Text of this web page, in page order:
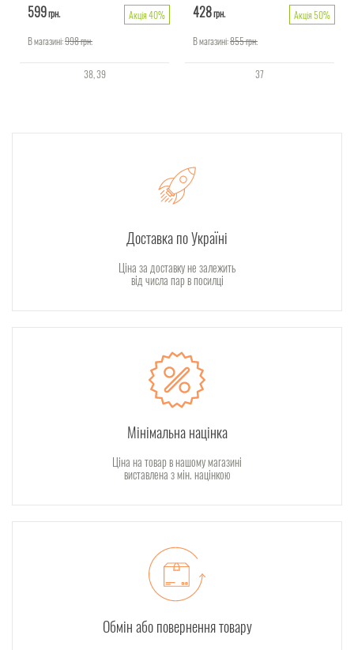
599грн.
Акція 40%
В магазині:998грн.
38 39
428грн.
Акція 50%
В магазині:855грн.
37
Доставка по Україні
Ціна за доставку не залежить
від числа пар в посилці
Мінімальна націнка
Ціна на товар в нашому магазині
виставлена з мін. націнкою
Обмін або повернення товару